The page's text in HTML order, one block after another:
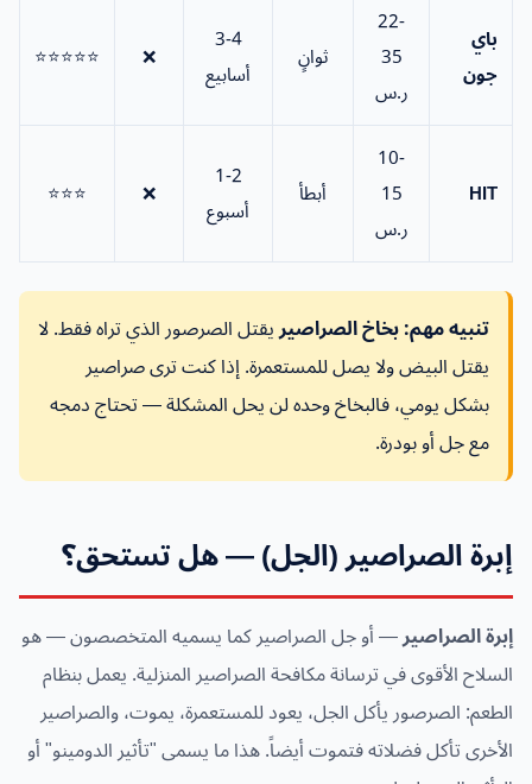
باي
جون
22-
35
ر.س
ثوانٍ
3-4
أسابيع
❌
⭐⭐⭐⭐⭐
HIT
10-
15
ر.س
أبطأ
1-2
أسبوع
❌
⭐⭐⭐
تنبيه مهم:بخاخ الصراصيريقتل الصرصور الذي تراه فقط. لا
يقتل البيض ولا يصل للمستعمرة. إذا كنت ترى صراصير
بشكل يومي، فالبخاخ وحده لن يحل المشكلة — تحتاج دمجه
مع جل أو بودرة.
إبرة الصراصير (الجل) — هل تستحق؟
إبرة الصراصير— أو جل الصراصير كما يسميه المتخصصون — هو
السلاح الأقوى في ترسانة مكافحة الصراصير المنزلية. يعمل بنظام
الطعم: الصرصور يأكل الجل، يعود للمستعمرة، يموت، والصراصير
الأخرى تأكل فضلاته فتموت أيضاً. هذا ما يسمى "تأثير الدومينو" أو